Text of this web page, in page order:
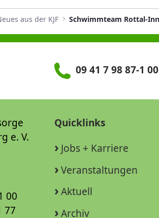
aus der KJF
09 41 7 98 87-1 00
e. V.
00
77
Quicklinks
Jobs + Karriere
Veranstaltungen
Aktuell
Archiv